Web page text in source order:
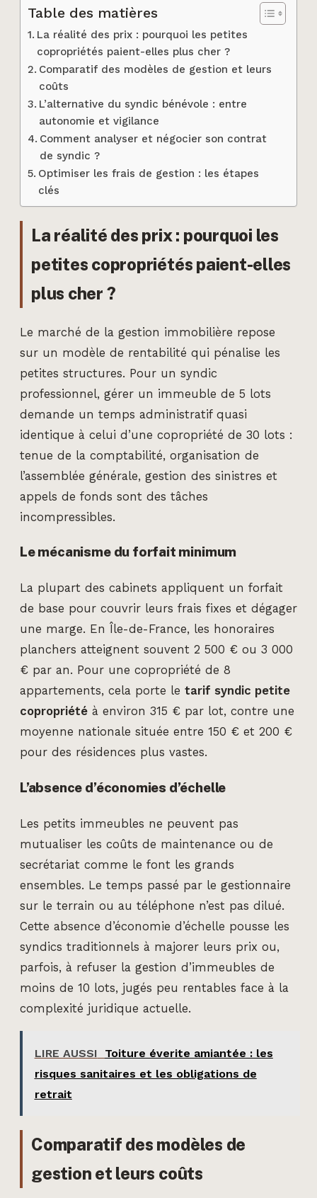
Table des matières
La réalité des prix : pourquoi les petites
copropriétés paient-elles plus cher ?
Comparatif des modèles de gestion et leurs
coûts
L’alternative du syndic bénévole : entre
autonomie et vigilance
Comment analyser et négocier son contrat
de syndic ?
Optimiser les frais de gestion : les étapes
clés
La réalité des prix : pourquoi les
petites copropriétés paient-elles
plus cher ?
Le marché de la gestion immobilière repose
sur un modèle de rentabilité qui pénalise les
petites structures. Pour un syndic
professionnel, gérer un immeuble de 5 lots
demande un temps administratif quasi
identique à celui d’une copropriété de 30 lots :
tenue de la comptabilité, organisation de
l’assemblée générale, gestion des sinistres et
appels de fonds sont des tâches
incompressibles.
Le mécanisme du forfait minimum
La plupart des cabinets appliquent un forfait
de base pour couvrir leurs frais fixes et dégager
une marge. En Île-de-France, les honoraires
planchers atteignent souvent 2 500 € ou 3 000
€ par an. Pour une copropriété de 8
appartements, cela porte le tarif syndic petite
copropriété à environ 315 € par lot, contre une
moyenne nationale située entre 150 € et 200 €
pour des résidences plus vastes.
L’absence d’économies d’échelle
Les petits immeubles ne peuvent pas
mutualiser les coûts de maintenance ou de
secrétariat comme le font les grands
ensembles. Le temps passé par le gestionnaire
sur le terrain ou au téléphone n’est pas dilué.
Cette absence d’économie d’échelle pousse les
syndics traditionnels à majorer leurs prix ou,
parfois, à refuser la gestion d’immeubles de
moins de 10 lots, jugés peu rentables face à la
complexité juridique actuelle.
LIRE AUSSI
Toiture éverite amiantée : les
risques sanitaires et les obligations de
retrait
Comparatif des modèles de
gestion et leurs coûts